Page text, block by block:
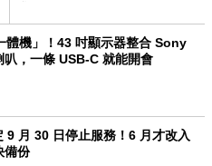
體機」！43 吋顯示器整合 Sony
叭，一條 USB-C 就能開會
9 月 30 日停止服務！6 月才改入
備份